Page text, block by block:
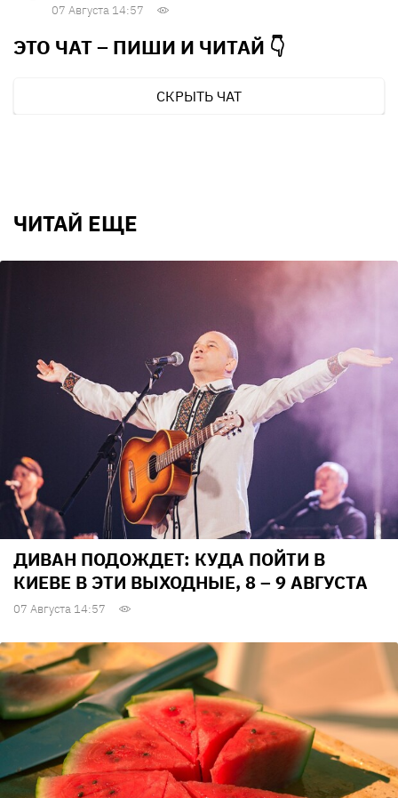
07 Августа 14:57
ЭТО ЧАТ – ПИШИ И ЧИТАЙ 👇
СКРЫТЬ ЧАТ
ЧИТАЙ ЕЩЕ
ДИВАН ПОДОЖДЕТ: КУДА ПОЙТИ В
КИЕВЕ В ЭТИ ВЫХОДНЫЕ, 8 – 9 АВГУСТА
07 Августа 14:57